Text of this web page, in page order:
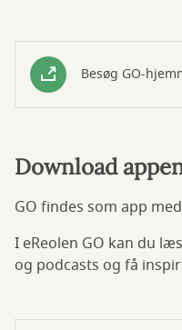
Besøg GO-
Download
GO findes som app
I eReolen GO kan du
og podcasts og få